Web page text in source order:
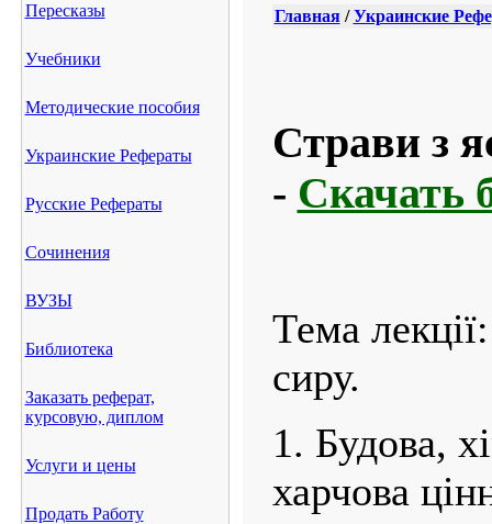
Пересказы
Учебники
Методические пособия
Украинские Рефераты
Русские Рефераты
Сочинения
ВУЗЫ
Библиотека
Заказать реферат,
курсовую, диплом
Услуги и цены
Продать Работу
Главная/Украинские
Страви з
- Скачать
Тема
сиру.
1. Будова,
харчова